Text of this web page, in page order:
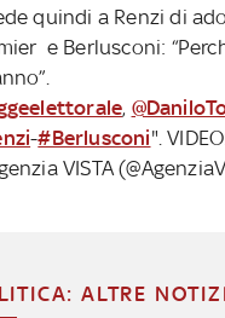
quindi a Renzi di
e Berlusconi:
,
-#Berlusconi".
VISTA
ALTRE